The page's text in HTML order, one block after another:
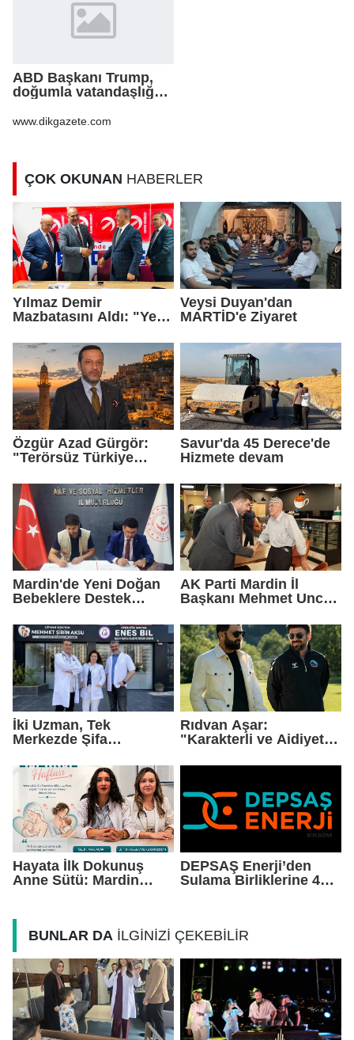
ABD Başkanı Trump,
doğumla vatandaşlığa
genişleten
www.dikgazete.com
ÇOK OKUNAN HABERLER
Yılmaz Demir
Mazbatasını Aldı: "Yeni
Geldik"
Veysi Duyan'dan
MARTİD'e Ziyaret
Özgür Azad Gürgör:
"Terörsüz Türkiye
Turizmi İçin Yeni Bir
Dönemin Başlangıcıdır"
Savur'da 45 Derece'de
Hizmete devam
Mardin'de Yeni Doğan
Bebeklere Destek
AK Parti Mardin İl
Başkanı Mehmet Uncu:
Geleceğimizi
Korumaktır"
İki Uzman, Tek
Merkezde Şifa
Rıdvan Aşar:
"Karakterli ve Aidiyet
Kadro Kuruyoruz"
Hayata İlk Dokunuş
Anne Sütü: Mardin
DEPSAŞ Enerji’den
Sulama Birliklerine 48
BUNLAR DA İLGİNİZİ ÇEKEBİLİR